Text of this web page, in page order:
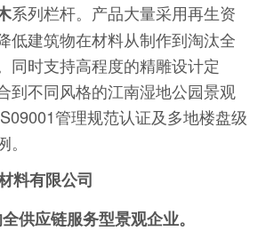
系列栏杆。产品大量采用再生资
低建筑物在材料从制作到淘汰全
同时支持高程度的精雕设计定
到不同风格的江南湿地公园景观
管理规范认证及多地楼盘级
料有限公司
供应链服务型景观企业。